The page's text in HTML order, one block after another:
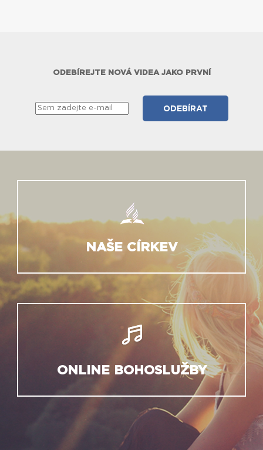
ODEBÍREJTE NOVÁ VIDEA JAKO PRVNÍ
NAŠE CÍRKEV
ONLINE BOHOSLUŽBY